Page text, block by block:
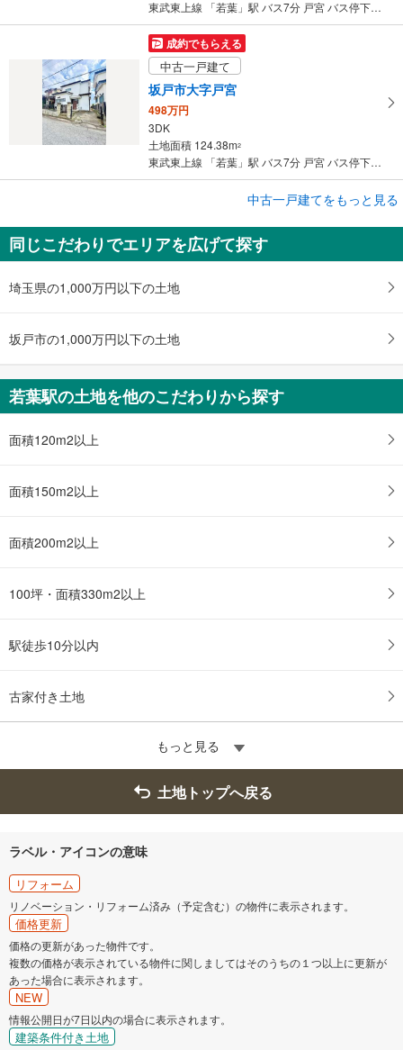
東武東上線 「若葉」駅 バス7分 戸宮 バス停下車 徒歩2分
成約でもらえる
中古一戸建て
坂戸市大字戸宮
498万円
3DK
土地面積 124.38m2
東武東上線 「若葉」駅 バス7分 戸宮 バス停下車 徒歩2分
鶴ヶ島市大字鶴ヶ丘
1,000万円
6DK
土地面積 74.59m
東武東上線 「若葉」駅 徒歩30分
中古一戸建てをもっと見る
同じこだわりでエリアを広げて探す
埼玉県の1,000万円以下の土地
坂戸市の1,000万円以下の土地
若葉駅の土地を他のこだわりから探す
面積120m2以上
面積150m2以上
面積200m2以上
100坪・面積330m2以上
駅徒歩10分以内
古家付き土地
もっと見る
土地トップへ戻る
ラベル・アイコンの意味
リフォーム
リノベーション・リフォーム済み（予定含む）の物件に表示されます。
価格更新
価格の更新があった物件です。
複数の価格が表示されている物件に関しましてはそのうちの１つ以上に更新が
あった場合に表示されます。
NEW
情報公開日が7日以内の場合に表示されます。
建築条件付き土地